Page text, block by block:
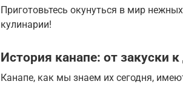
Приготовьтесь окунуться в мир
кулинарии!
История канапе: от закуски к
Канапе, как мы знаем их сегодня,